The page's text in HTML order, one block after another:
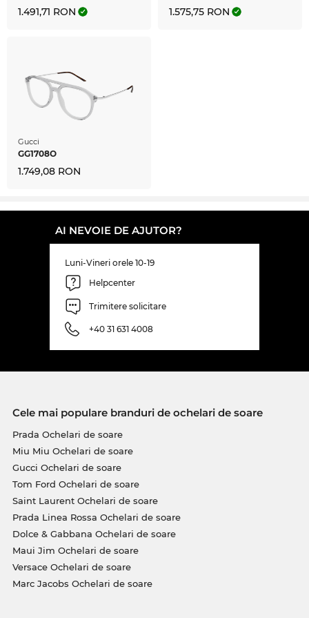
1.491,71 RON 1.575,75 RON
Gucci
GG1708O
1.749,08 RON
AI NEVOIE DE AJUTOR?
Luni-Vineri orele 10-19
Helpcenter
Trimitere solicitare
+40 31 631 4008
Cele mai populare branduri de ochelari de soare
Prada Ochelari de soare
Miu Miu Ochelari de soare
Gucci Ochelari de soare
Tom Ford Ochelari de soare
Saint Laurent Ochelari de soare
Prada Linea Rossa Ochelari de soare
Dolce & Gabbana Ochelari de soare
Maui Jim Ochelari de soare
Versace Ochelari de soare
Marc Jacobs Ochelari de soare